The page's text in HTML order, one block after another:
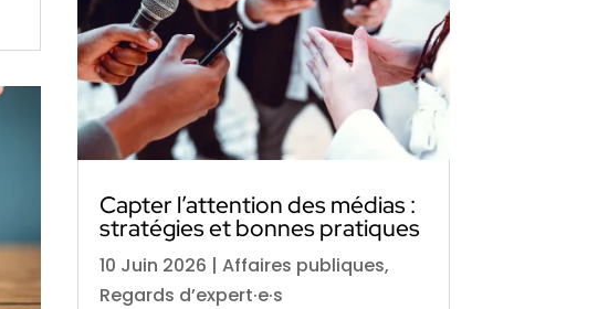
Capter l’attention des médias :
stratégies et bonnes pratiques
10 Juin 2026 | Affaires publiques,
Regards d’expert·e·s